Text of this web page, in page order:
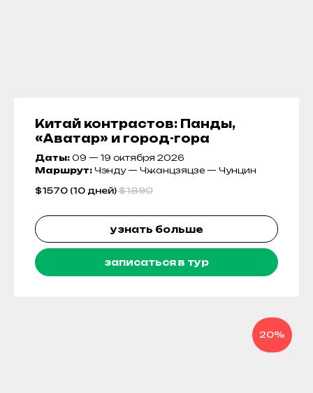
Китай контрастов: Панды,
«Аватар» и город-гора
Даты: 09 — 19 октября 2026
Маршрут: Чэнду — Чжанцзяцзе — Чунцин
$1570 (10 дней) $1890
узнать больше
записаться в тур
20%